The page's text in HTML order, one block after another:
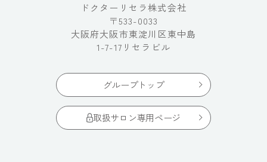
ドクターリセラ株式会社
〒533-0033
大阪府大阪市東淀川区東中島
1-7-17リセラビル
グループトップ
取扱サロン専用ページ